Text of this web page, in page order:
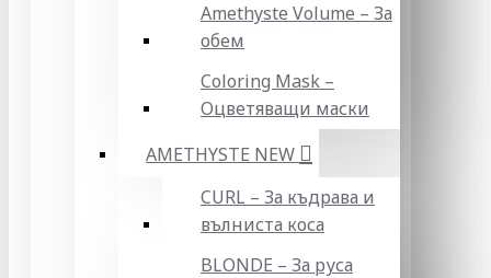
Amethyste Volume – За
обем
Coloring Mask –
Оцветяващи маски
AMETHYSTE NEW
CURL – За къдрава и
вълниста коса
BLONDE – За руса